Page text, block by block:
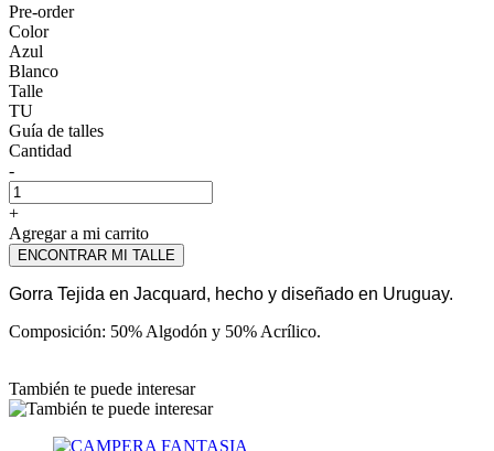
Pre-order
Color
Azul
Blanco
Talle
TU
Guía de talles
Cantidad
-
+
Agregar a mi carrito
ENCONTRAR MI TALLE
Gorra Tejida en Jacquard, hecho y diseñado en Uruguay.
Composición: 50% Algodón y 50% Acrílico.
También te puede interesar